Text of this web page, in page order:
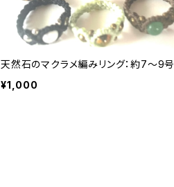
天然石のマクラメ編みリング：約7～9号
¥1,000